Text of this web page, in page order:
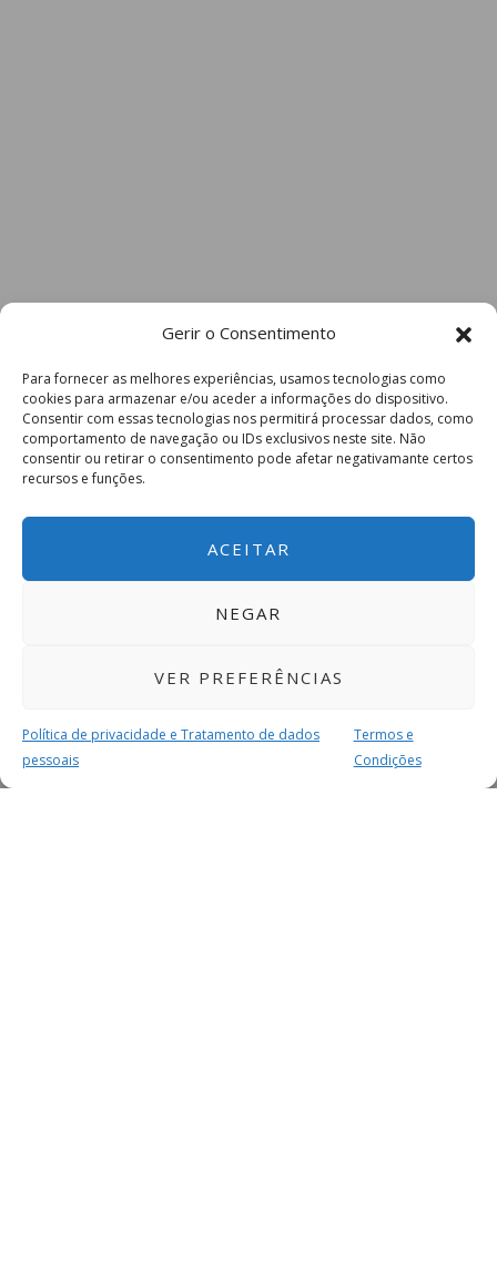
Gerir o Consentimento
Para fornecer as melhores experiências, usamos tecnologias como
cookies para armazenar e/ou aceder a informações do dispositivo.
Consentir com essas tecnologias nos permitirá processar dados, como
comportamento de navegação ou IDs exclusivos neste site. Não
consentir ou retirar o consentimento pode afetar negativamante certos
recursos e funções.
ACEITAR
NEGAR
VER PREFERÊNCIAS
Política de privacidade e Tratamento de dados
pessoais
Termos e
Condições